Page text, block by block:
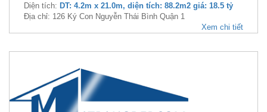
Diện tích: DT: 4.2m x 21.0m, diện tích: 88.2m2 giá: 18.5 tỷ
Địa chỉ: 126 Ký Con Nguyễn Thái Bình Quận 1
Xem chi tiết